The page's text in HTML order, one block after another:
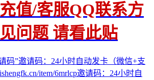
值/客服QQ联系方
问题 请看此贴
码”邀请码：24小时自动发卡（微信+支
item/6mrlcp邀请码：24小时自